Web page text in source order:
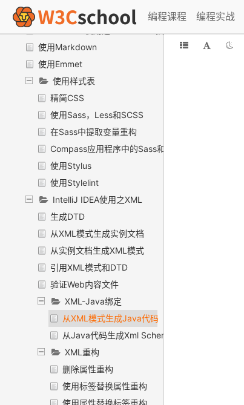
编程课程 编程实战
在一个项目中混合使用Java和Kotlin
使用Markdown
使用Emmet
使用样式表
精简CSS
使用Sass，Less和SCSS
在Sass中提取变量重构
Compass应用程序中的Sass和SCSS
使用Stylus
使用Stylelint
IntelliJ IDEA使用之XML
生成DTD
从XML模式生成实例文档
从实例文档生成XML模式
引用XML模式和DTD
验证Web内容文件
XML-Java绑定
从XML模式生成Java代码
从Java代码生成Xml Schema
XML重构
删除属性重构
使用标签替换属性重构